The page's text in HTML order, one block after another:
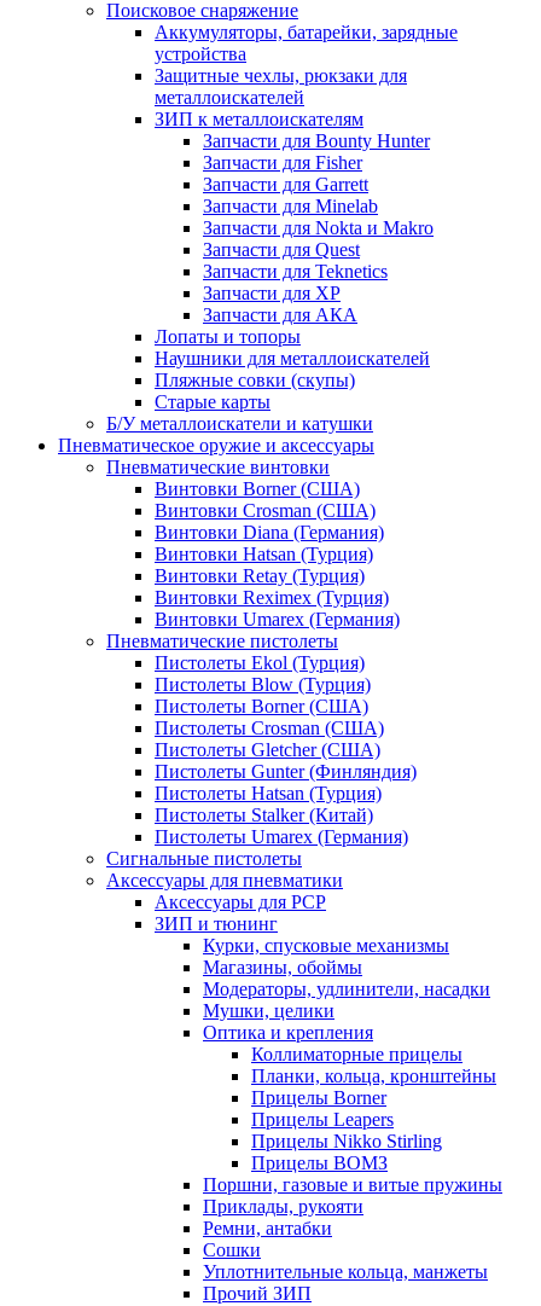
Поисковое снаряжение
Аккумуляторы, батарейки, зарядные
устройства
Защитные чехлы, рюкзаки для
металлоискателей
ЗИП к металлоискателям
Запчасти для Bounty Hunter
Запчасти для Fisher
Запчасти для Garrett
Запчасти для Minelab
Запчасти для Nokta и Makro
Запчасти для Quest
Запчасти для Teknetics
Запчасти для XP
Запчасти для АКА
Лопаты и топоры
Наушники для металлоискателей
Пляжные совки (скупы)
Старые карты
Б/У металлоискатели и катушки
Пневматическое оружие и аксессуары
Пневматические винтовки
Винтовки Borner (США)
Винтовки Crosman (США)
Винтовки Diana (Германия)
Винтовки Hatsan (Турция)
Винтовки Retay (Турция)
Винтовки Reximex (Турция)
Винтовки Umarex (Германия)
Пневматические пистолеты
Пистолеты Ekol (Турция)
Пистолеты Blow (Турция)
Пистолеты Borner (США)
Пистолеты Crosman (США)
Пистолеты Gletcher (США)
Пистолеты Gunter (Финляндия)
Пистолеты Hatsan (Турция)
Пистолеты Stalker (Китай)
Пистолеты Umarex (Германия)
Сигнальные пистолеты
Аксессуары для пневматики
Аксессуары для PCP
ЗИП и тюнинг
Курки, спусковые механизмы
Магазины, обоймы
Модераторы, удлинители, насадки
Мушки, целики
Оптика и крепления
Коллиматорные прицелы
Планки, кольца, кронштейны
Прицелы Borner
Прицелы Leapers
Прицелы Nikko Stirling
Прицелы ВОМЗ
Поршни, газовые и витые пружины
Приклады, рукояти
Ремни, антабки
Сошки
Уплотнительные кольца, манжеты
Прочий ЗИП